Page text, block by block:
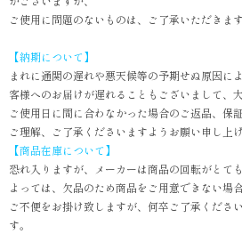
ご使用に問題のないものは、ご了承いただきま
【納期について】
まれに通関の遅れや悪天候等の予期せぬ原因に
客様へのお届けが遅れることもございまして、
ご使用日に間に合わなかった場合のご返品、保
ご理解、ご了承くださいますようお願い申し上げ
【商品在庫について】
恐れ入りますが、メーカーは商品の回転がとて
よっては、欠品のため商品をご用意できない場
ご不便をお掛け致しますが、何卒ご了承くださ
す。